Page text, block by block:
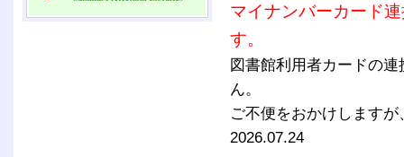
マイナンバーカード
す。
図書館利用者カードの
ん。
ご不便をおかけします
2026.07.24